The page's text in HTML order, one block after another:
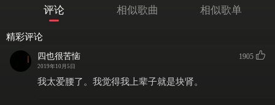
我当然相信你
星星挂着的地方
评论 相似歌曲 相似歌单
精彩评论
四也很苦恼
2019年10月5日
1905
我太爱腰了。我觉得我上辈子就是块肾。